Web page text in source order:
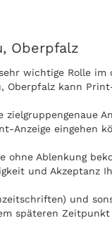
Oberpfalz
wichtige Rolle
Oberpfalz kann
Anzeige eingehen
ohne Ablenkung
und Akzeptanz
und
späteren